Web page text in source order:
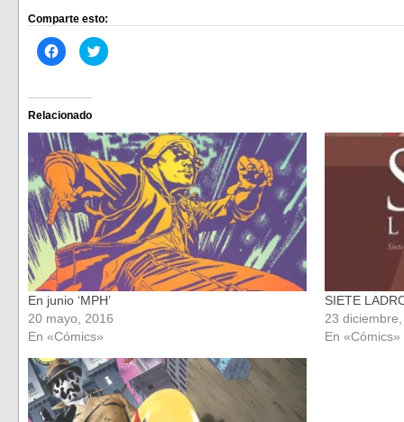
Comparte esto:
Haz
clic
Facebook
(Se
abre
en
una
ventana
nueva)
Haz
clic
en
una
ventana
nueva)
Relacionado
En junio ‘MPH’
20 mayo, 2016
En «Cómics»
SIETE
23
En «Cómics»